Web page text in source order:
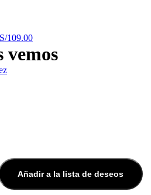
S/109.00
vemos
Añadir a la lista de deseos